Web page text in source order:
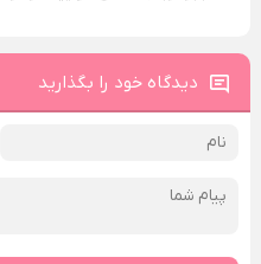
دیدگاه خود را بگذارید